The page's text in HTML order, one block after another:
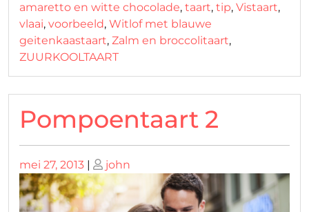
amaretto en witte chocolade, taart, tip, Vistaart,
vlaai, voorbeeld, Witlof met blauwe
geitenkaastaart, Zalm en broccolitaart,
ZUURKOOLTAART
Pompoentaart 2
Geplaatst
op
mei 27, 2013 | Geplaatst
op
john